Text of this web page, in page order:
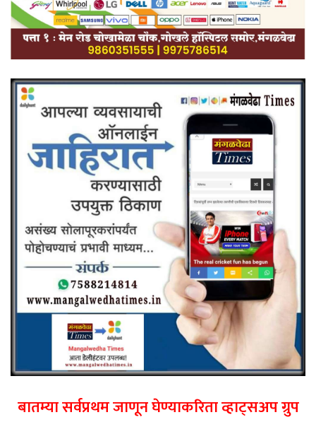
बातम्या सर्वप्रथम जाणून घेण्याकरिता व्हाट्सअप ग्रुप